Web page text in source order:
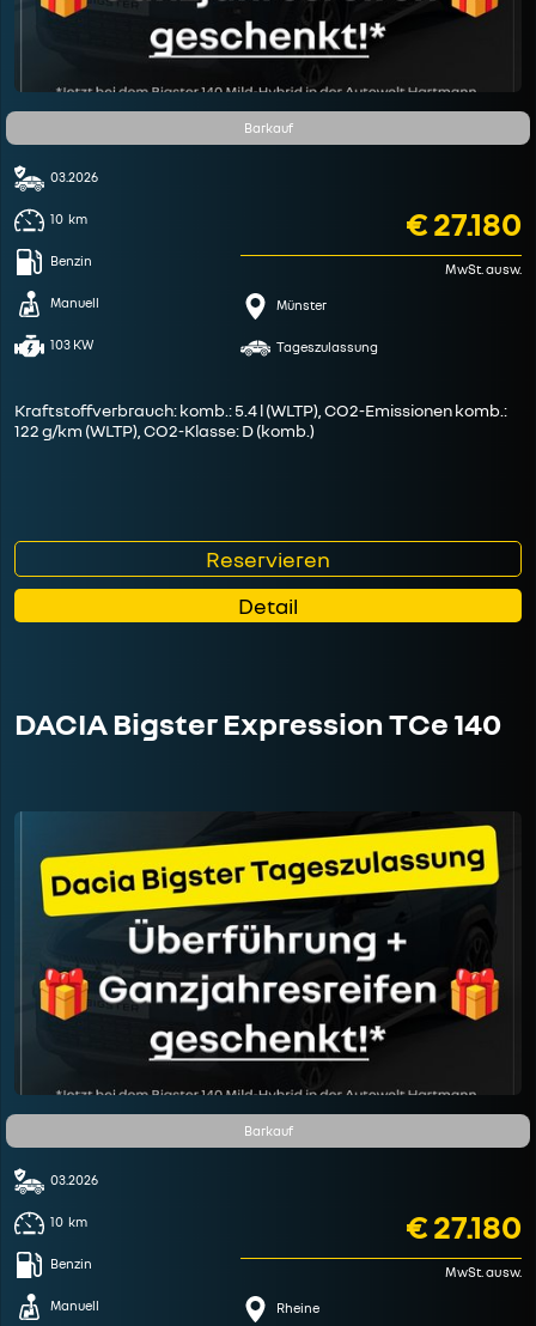
Barkauf
03.2026
10 km
Benzin
Manuell
103 KW
€ 27.180
MwSt. ausw.
Münster
Tageszulassung
Kraftstoffverbrauch: komb.: 5.4 l (WLTP), CO2-Emissionen komb.:
122 g/km (WLTP), CO2-Klasse: D (komb.)
Reservieren
Detail
DACIA Bigster Expression TCe 140
Barkauf
03.2026
10 km
Benzin
Manuell
€ 27.180
MwSt. ausw.
Rheine